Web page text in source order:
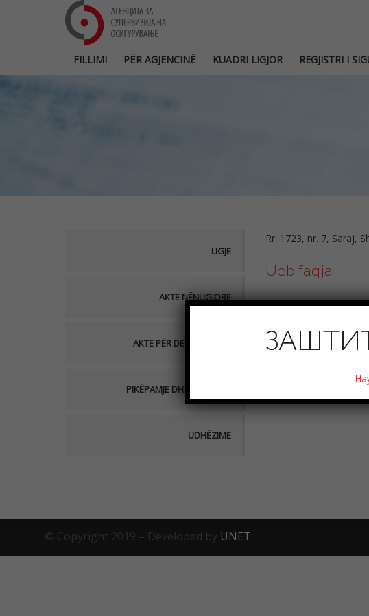
FILLIMI PËR AGJENCINË KUADRI LIGJOR REGJISTRI I
LIGJE
AKTE NËNLIGJORE
AKTE PËR DEBAT PUBLIK
PIKËPAMJE DHE QARKORE
UDHËZIME
Rr. 1723, nr. 7, Saraj,
Ueb faqja
© Copyright 2019 – Developed by UNET